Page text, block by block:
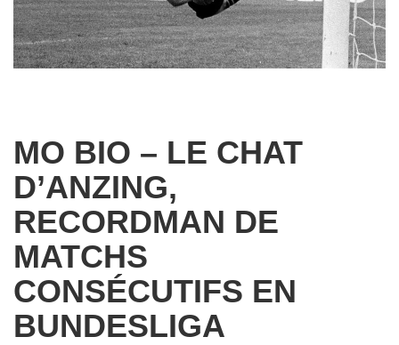
MO BIO – LE CHAT
D’ANZING,
RECORDMAN DE
MATCHS
CONSÉCUTIFS EN
BUNDESLIGA